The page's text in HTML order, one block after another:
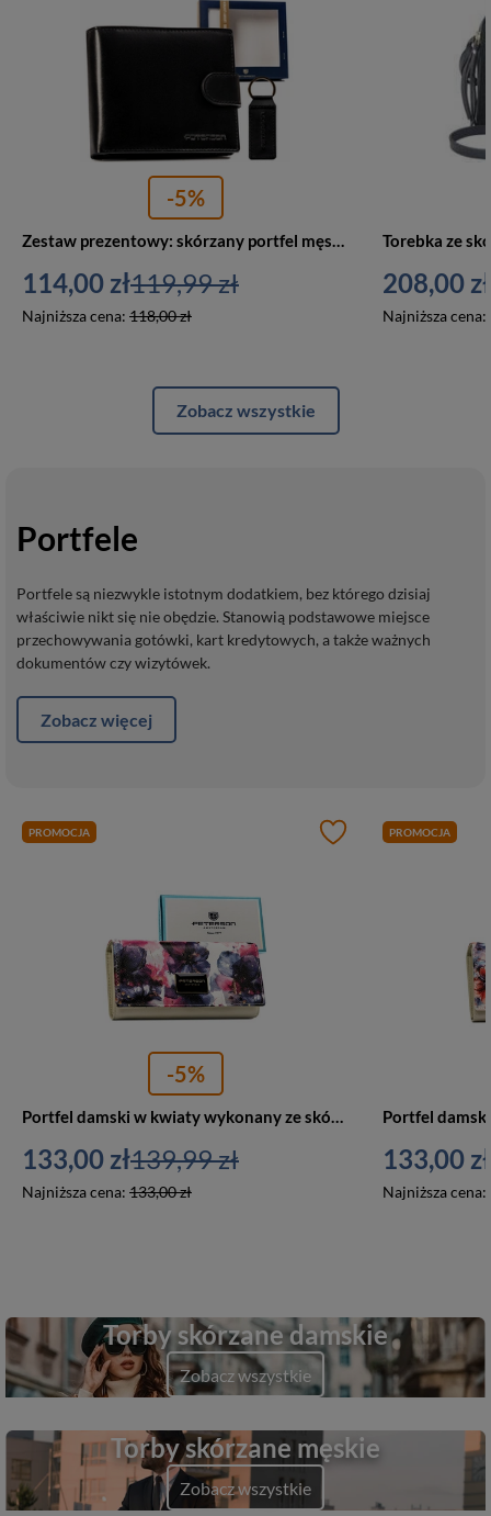
-5%
Zestaw prezentowy: skórzany portfel męski i brelok — Peterson
114,00 zł
Najniższa cena: 118,00 zł
119,99 zł 208,00 zł
Najniższa cena:
Zobacz wszystkie
Portfele
Portfele są niezwykle istotnym dodatkiem, bez którego dzisiaj
właściwie nikt się nie obędzie. Stanowią podstawowe miejsce
przechowywania gotówki, kart kredytowych, a także ważnych
dokumentów czy wizytówek.
Zobacz więcej
PROMOCJA
-5%
Portfel damski w kwiaty wykonany ze skóry naturalnej i ekologicznej, zamykany zatrzaskiem - Peterson
133,00 zł
Najniższa cena: 133,00 zł
139,99 zł
PROMOCJA
133,00 zł
Najniższa cena:
Torby skórzane damskie
Zobacz wszystkie
Torby skórzane męskie
Zobacz wszystkie